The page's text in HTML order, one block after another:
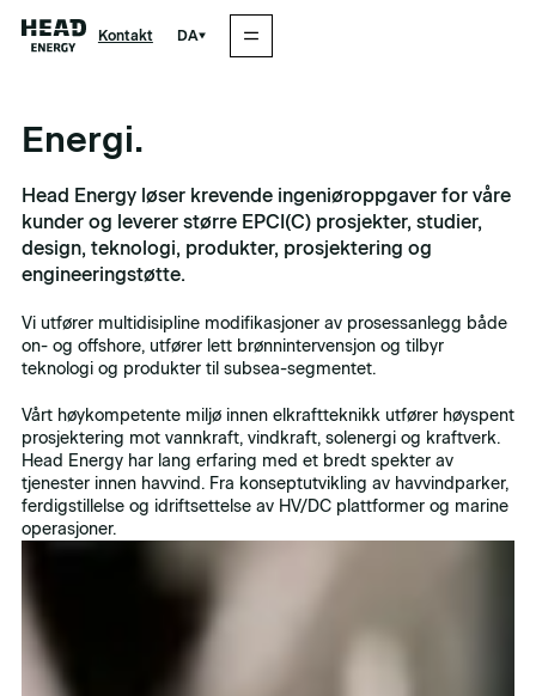
Kontakt DA
Energi.
Head Energy løser krevende ingeniøroppgaver for våre
kunder og leverer større EPCI(C) prosjekter, studier,
design, teknologi, produkter, prosjektering og
engineeringstøtte.
Vi utfører multidisipline modifikasjoner av prosessanlegg både
on- og offshore, utfører lett brønnintervensjon og tilbyr
teknologi og produkter til subsea-segmentet.
Vårt høykompetente miljø innen elkraftteknikk utfører høyspent
prosjektering mot vannkraft, vindkraft, solenergi og kraftverk.
Head Energy har lang erfaring med et bredt spekter av
tjenester innen havvind. Fra konseptutvikling av havvindparker,
ferdigstillelse og idriftsettelse av HV/DC plattformer og marine
operasjoner.